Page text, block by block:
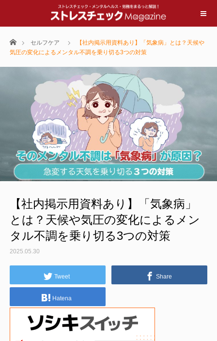
ホームセルフケア
【社内掲示用資料あり】「気象病」とは？天候や
気圧の変化によるメンタル不調を乗り切る3つの対策
【社内掲示用資料あり】「気象病」
とは？天候や気圧の変化によるメン
タル不調を乗り切る3つの対策
2025.05.30
Tweet Share
Hatena